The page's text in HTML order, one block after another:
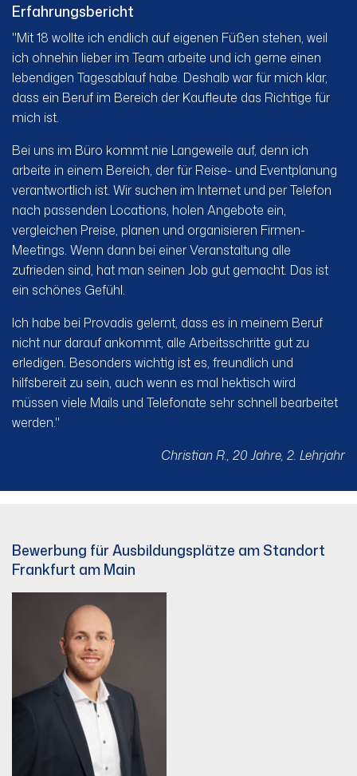
Erfahrungsbericht
"Mit 18 wollte ich endlich auf eigenen Füßen stehen, weil
ich ohnehin lieber im Team arbeite und ich gerne einen
lebendigen Tagesablauf habe. Deshalb war für mich klar,
dass ein Beruf im Bereich der Kaufleute das Richtige für
mich ist.
Bei uns im Büro kommt nie Langeweile auf, denn ich
arbeite in einem Bereich, der für Reise- und Eventplanung
verantwortlich ist. Wir suchen im Internet und per Telefon
nach passenden Locations, holen Angebote ein,
vergleichen Preise, planen und organisieren Firmen-
Meetings. Wenn dann bei einer Veranstaltung alle
zufrieden sind, hat man seinen Job gut gemacht. Das ist
ein schönes Gefühl.
Ich habe bei Provadis gelernt, dass es in meinem Beruf
nicht nur darauf ankommt, alle Arbeitsschritte gut zu
erledigen. Besonders wichtig ist es, freundlich und
hilfsbereit zu sein, auch wenn es mal hektisch wird
müssen viele Mails und Telefonate sehr schnell bearbeitet
werden."
Christian R., 20 Jahre, 2. Lehrjahr
Bewerbung für Ausbildungsplätze am Standort
Frankfurt am Main